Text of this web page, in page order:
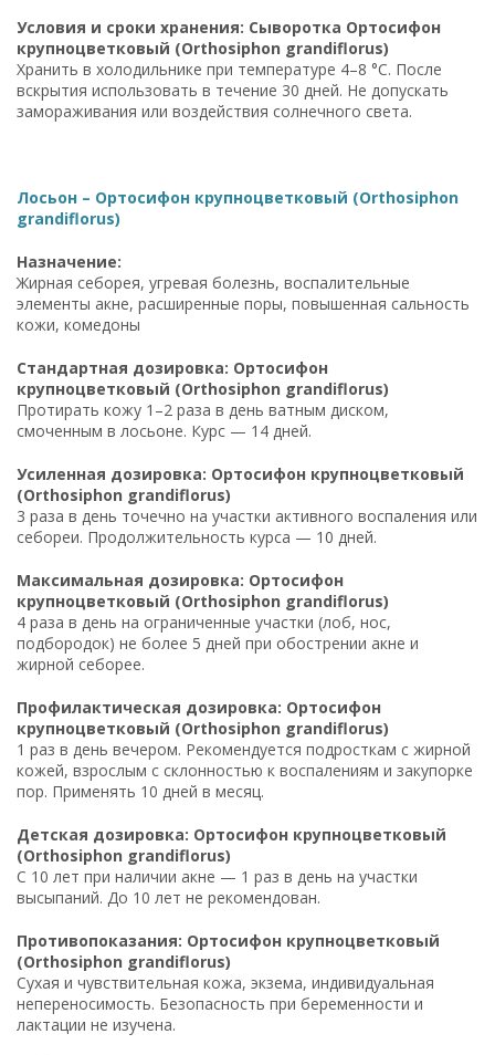
Условия и сроки хранения: Сыворотка Ортосифон
крупноцветковый (Orthosiphon grandiflorus)
Хранить в холодильнике при температуре 4–8 °C. После
вскрытия использовать в течение 30 дней. Не допускать
замораживания или воздействия солнечного света.
Лосьон – Ортосифон крупноцветковый (Orthosiphon
grandiflorus)
Назначение:
Жирная себорея, угревая болезнь, воспалительные
элементы акне, расширенные поры, повышенная сальность
кожи, комедоны
Стандартная дозировка: Ортосифон
крупноцветковый (Orthosiphon grandiflorus)
Протирать кожу 1–2 раза в день ватным диском,
смоченным в лосьоне. Курс — 14 дней.
Усиленная дозировка: Ортосифон крупноцветковый
(Orthosiphon grandiflorus)
3 раза в день точечно на участки активного воспаления или
себореи. Продолжительность курса — 10 дней.
Максимальная дозировка: Ортосифон
крупноцветковый (Orthosiphon grandiflorus)
4 раза в день на ограниченные участки (лоб, нос,
подбородок) не более 5 дней при обострении акне и
жирной себорее.
Профилактическая дозировка: Ортосифон
крупноцветковый (Orthosiphon grandiflorus)
1 раз в день вечером. Рекомендуется подросткам с жирной
кожей, взрослым с склонностью к воспалениям и закупорке
пор. Применять 10 дней в месяц.
Детская дозировка: Ортосифон крупноцветковый
(Orthosiphon grandiflorus)
С 10 лет при наличии акне — 1 раз в день на участки
высыпаний. До 10 лет не рекомендован.
Противопоказания: Ортосифон крупноцветковый
(Orthosiphon grandiflorus)
Сухая и чувствительная кожа, экзема, индивидуальная
непереносимость. Безопасность при беременности и
лактации не изучена.